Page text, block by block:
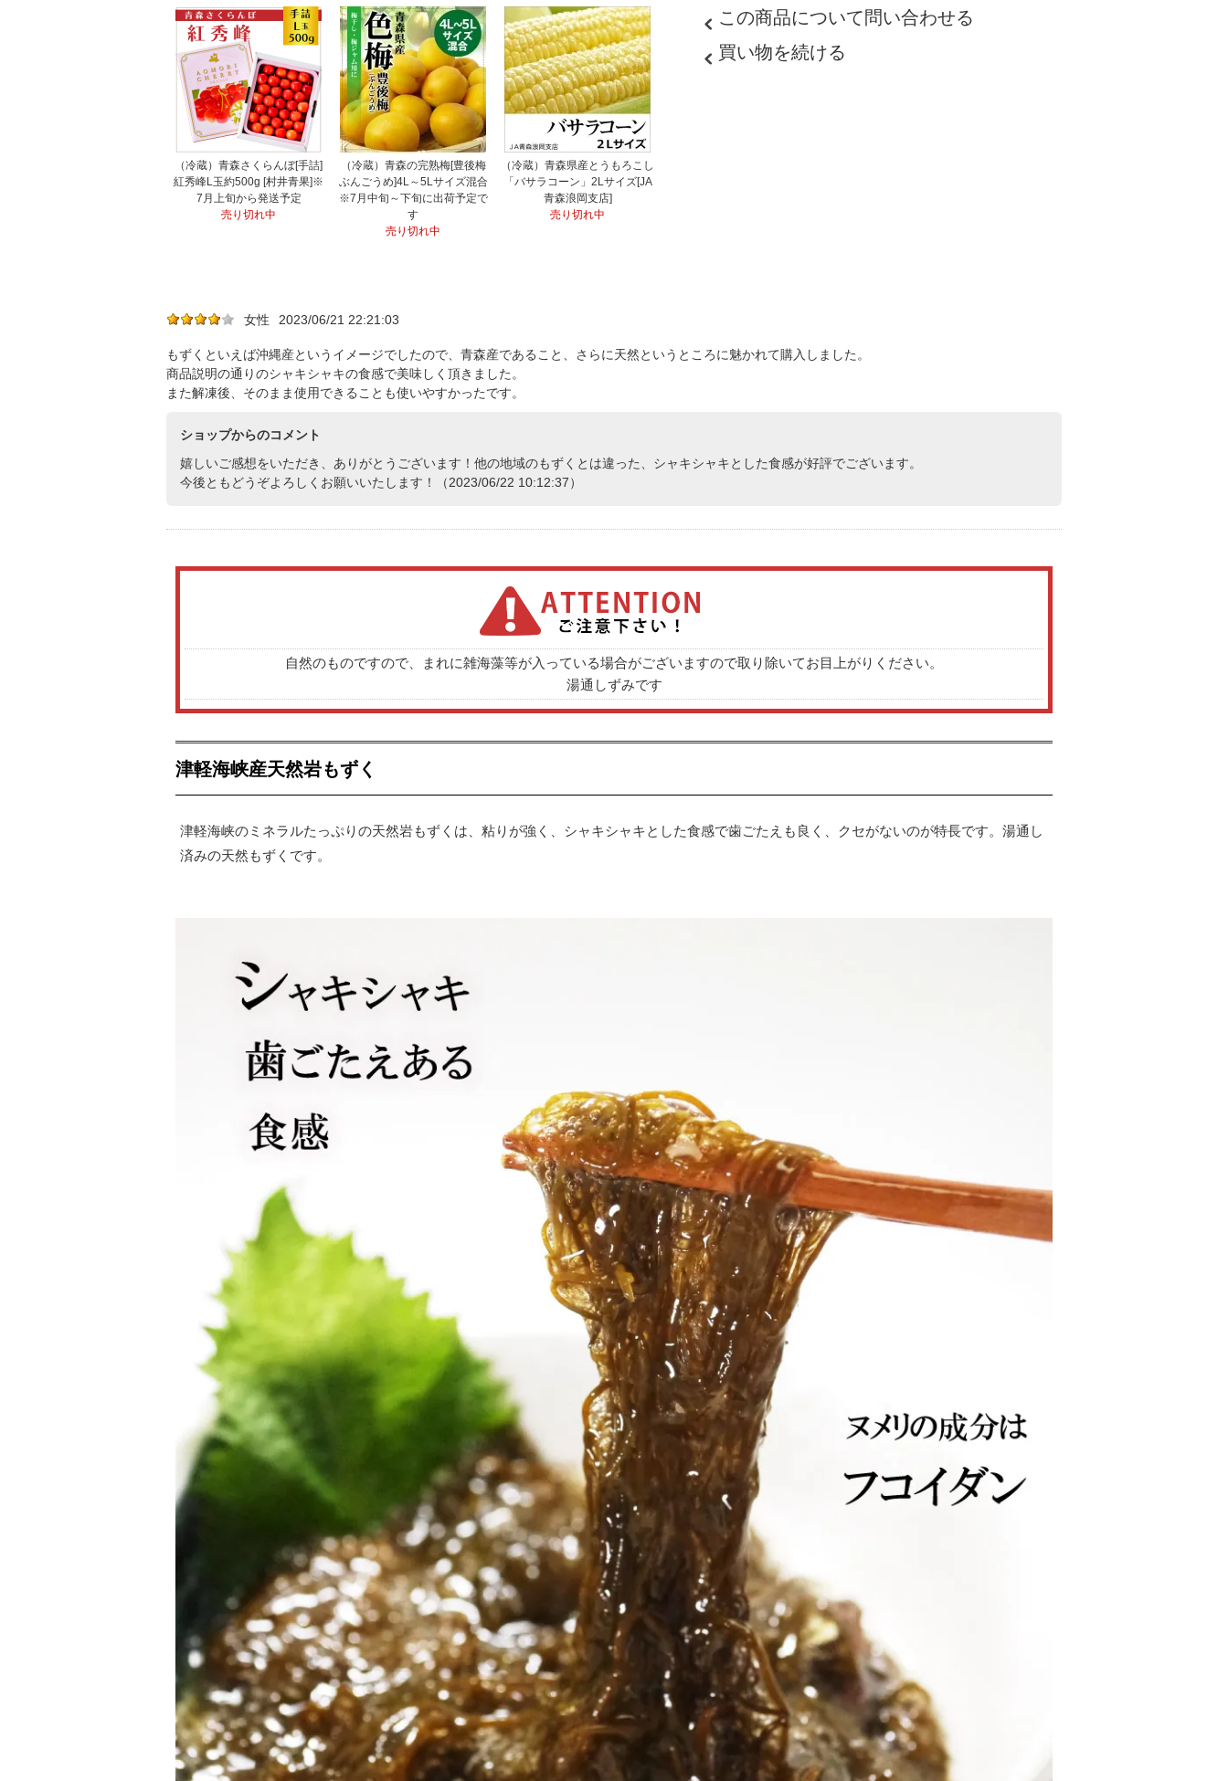
（冷蔵）青森さくらんぼ[手詰]
紅秀峰L玉約500g [村井青果]※
7月上旬から発送予定
売り切れ中
（冷蔵）青森の完熟梅[豊後梅
ぶんごうめ]4L～5Lサイズ混合
※7月中旬～下旬に出荷予定で
す
売り切れ中
（冷蔵）青森県産とうもろこし
「バサラコーン」2Lサイズ[JA
青森浪岡支店]
売り切れ中
この商品について問い合わせる
買い物を続ける
女性 2023/06/21 22:21:03
もずくといえば沖縄産というイメージでしたので、青森産であること、さらに天然というところに魅かれて購入しました。
商品説明の通りのシャキシャキの食感で美味しく頂きました。
また解凍後、そのまま使用できることも使いやすかったです。
ショップからのコメント
嬉しいご感想をいただき、ありがとうございます！他の地域のもずくとは違った、シャキシャキとした食感が好評でございます。
今後ともどうぞよろしくお願いいたします！（2023/06/22 10:12:37）
自然のものですので、まれに雑海藻等が入っている場合がございますので取り除いてお目上がりください。
湯通しずみです
津軽海峡産天然岩もずく
津軽海峡のミネラルたっぷりの天然岩もずくは、粘りが強く、シャキシャキとした食感で歯ごたえも良く、クセがないのが特長です。湯通し
済みの天然もずくです。